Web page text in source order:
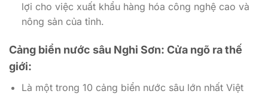
lợi cho việc xuất khẩu hàng hóa công nghệ cao và
nông sản của tỉnh.
Cảng biển nước sâu Nghi Sơn: Cửa ngõ ra thế
giới:
Là một trong 10 cảng biển nước sâu lớn nhất Việt